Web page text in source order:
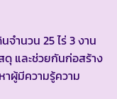
นวน 25 ไร่ 3 งาน
ดุ และช่วยกันก่อสร้าง
าผู้มีความรู้ความ